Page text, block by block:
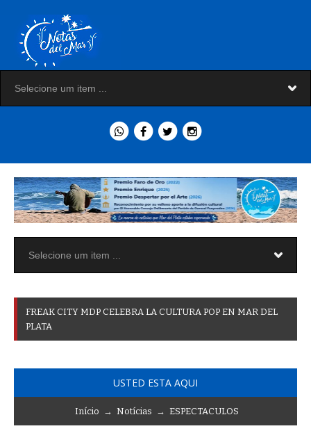
FREAK CITY MDP CELEBRA LA CULTURA POP EN MAR DEL
PLATA
USTED ESTA AQUI
Início → Notícias → ESPECTACULOS